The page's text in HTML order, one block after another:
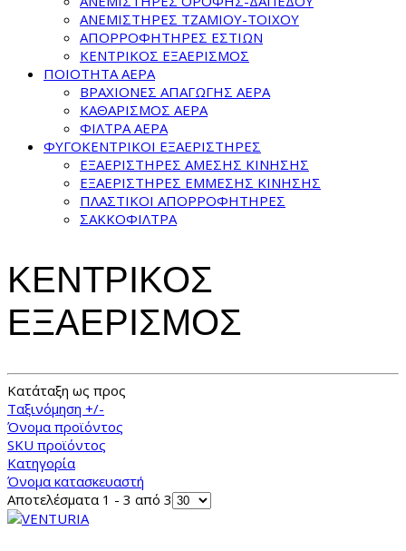
ΑΝΕΜΙΣΤΗΡΕΣ ΤΖΑΜΙΟΥ-ΤΟΙΧΟΥ
ΑΠΟΡΡΟΦΗΤΗΡΕΣ ΕΣΤΙΩΝ
ΚΕΝΤΡΙΚΟΣ ΕΞΑΕΡΙΣΜΟΣ
ΠΟΙΟΤΗΤΑ ΑΕΡΑ
ΒΡΑΧΙΟΝΕΣ ΑΠΑΓΩΓΗΣ ΑΕΡΑ
ΚΑΘΑΡΙΣΜΟΣ ΑΕΡΑ
ΦΙΛΤΡΑ ΑΕΡΑ
ΦΥΓΟΚΕΝΤΡΙΚΟΙ ΕΞΑΕΡΙΣΤΗΡΕΣ
ΕΞΑΕΡΙΣΤΗΡΕΣ ΑΜΕΣΗΣ ΚΙΝΗΣΗΣ
ΕΞΑΕΡΙΣΤΗΡΕΣ ΕΜΜΕΣΗΣ ΚΙΝΗΣΗΣ
ΠΛΑΣΤΙΚΟΙ ΑΠΟΡΡΟΦΗΤΗΡΕΣ
ΣΑΚΚΟΦΙΛΤΡΑ
ΚΕΝΤΡΙΚΟΣ
ΕΞΑΕΡΙΣΜΟΣ
Κατάταξη ως προς
Ταξινόμηση +/-
Όνομα προϊόντος
SKU προϊόντος
Κατηγορία
Όνομα κατασκευαστή
Αποτελέσματα 1 - 3 από 3